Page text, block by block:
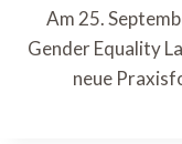
Am 25.
Gender Equality
neue